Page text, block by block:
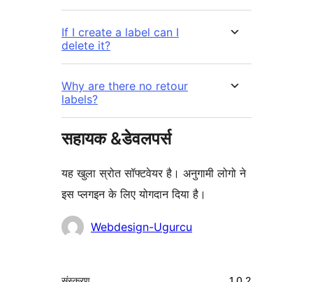
If I create a label can I
delete it?
Why are there no retour
labels?
सहायक &डेवलपर्स
यह खुला स्रोत सॉफ्टवेयर है। अनुगामी लोगो ने
इस प्लगइन के लिए योगदान दिया है।
योगदानकर्ताWebdesign-Ugurcu
मेटा